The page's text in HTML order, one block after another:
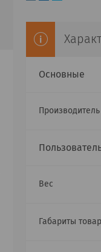
Основные
Вес
Габариты